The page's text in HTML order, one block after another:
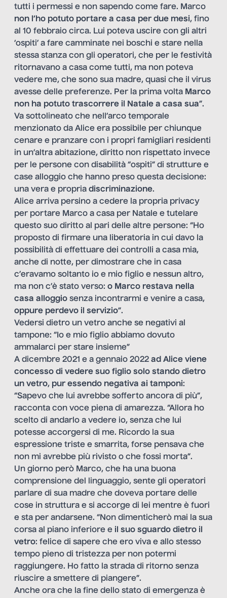
tutti i permessi e non sapendo come fare. Marco
non l’ho potuto portare a casa per due mesi, fino
al 10 febbraio circa. Lui poteva uscire con gli altri
‘ospiti’ a fare camminate nei boschi e stare nella
stessa stanza con gli operatori, che per le festività
ritornavano a casa come tutti, ma non poteva
vedere me, che sono sua madre, quasi che il virus
avesse delle preferenze. Per la prima volta Marco
non ha potuto trascorrere il Natale a casa sua”.
Va sottolineato che nell’arco temporale
menzionato da Alice era possibile per chiunque
cenare e pranzare con i propri famigliari residenti
in un’altra abitazione, diritto non rispettato invece
per le persone con disabilità “ospiti” di strutture e
case alloggio che hanno preso questa decisione:
una vera e propria discriminazione.
Alice arriva persino a cedere la propria privacy
per portare Marco a casa per Natale e tutelare
questo suo diritto al pari delle altre persone: “Ho
proposto di firmare una liberatoria in cui davo la
possibilità di effettuare dei controlli a casa mia,
anche di notte, per dimostrare che in casa
c’eravamo soltanto io e mio figlio e nessun altro,
ma non c’è stato verso: o Marco restava nella
casa alloggio senza incontrarmi e venire a casa,
oppure perdevo il servizio”.
Vedersi dietro un vetro anche se negativi al
tampone: “Io e mio figlio abbiamo dovuto
ammalarci per stare insieme”
A dicembre 2021 e a gennaio 2022 ad Alice viene
concesso di vedere suo figlio solo stando dietro
un vetro, pur essendo negativa ai tamponi:
“Sapevo che lui avrebbe sofferto ancora di più”,
racconta con voce piena di amarezza. “Allora ho
scelto di andarlo a vedere io, senza che lui
potesse accorgersi di me. Ricordo la sua
espressione triste e smarrita, forse pensava che
non mi avrebbe più rivisto o che fossi morta”.
Un giorno però Marco, che ha una buona
comprensione del linguaggio, sente gli operatori
parlare di sua madre che doveva portare delle
cose in struttura e si accorge di lei mentre è fuori
e sta per andarsene. “Non dimenticherò mai la sua
corsa al piano inferiore e il suo sguardo dietro il
vetro: felice di sapere che ero viva e allo stesso
tempo pieno di tristezza per non potermi
raggiungere. Ho fatto la strada di ritorno senza
riuscire a smettere di piangere”.
Anche ora che la fine dello stato di emergenza è